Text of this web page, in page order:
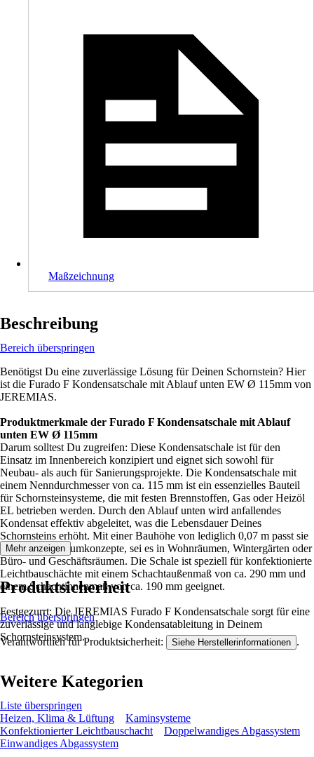
Maßzeichnung
Beschreibung
Bereich überspringen
Benötigst Du eine zuverlässige Lösung für Deinen Schornstein? Hier
ist die Furado F Kondensatschale mit Ablauf unten EW Ø 115mm von
JEREMIAS.
Produktmerkmale der Furado F Kondensatschale mit Ablauf
unten EW Ø 115mm
Darum solltest Du zugreifen: Diese Kondensatschale ist für den
Einsatz im Innenbereich konzipiert und eignet sich sowohl für
Neubau- als auch für Sanierungsprojekte. Die Kondensatschale mit
einem Nenndurchmesser von ca. 115 mm ist ein essenzielles Bauteil
für Schornsteinsysteme, die mit festen Brennstoffen, Gas oder Heizöl
EL betrieben werden. Durch den Ablauf unten wird anfallendes
Kondensat effektiv abgeleitet, was die Lebensdauer Deines
Schornsteins erhöht. Mit einer Bauhöhe von lediglich 0,07 m passt sie
in kompakte Raumkonzepte, sei es in Wohnräumen, Wintergärten oder
Büro- und Geschäftsräumen. Die Schale ist speziell für konfektionierte
Leichtbauschächte mit einem Schachtaußenmaß von ca. 290 mm und
einem Schachtinnenmaß von ca. 190 mm geeignet.
Festgezurrt: Die JEREMIAS Furado F Kondensatschale sorgt für eine
zuverlässige und langlebige Kondensatableitung in Deinem
Schornsteinsystem.
Mehr anzeigen
Produktsicherheit
Bereich überspringen
Verantwortlich für Produktsicherheit: Siehe Herstellerinformationen .
Weitere Kategorien
Liste überspringen
Heizen, Klima & Lüftung
Kaminsysteme
Konfektionierter Leichtbauschacht
Doppelwandiges Abgassystem
Einwandiges Abgassystem